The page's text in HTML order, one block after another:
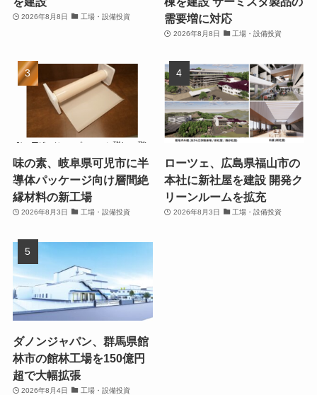
2026年8月8日 工場・設備投資
需要増に対応
2026年8月8日 工場・設備投資
味の素、岐阜県可児市に半
導体パッケージ向け層間絶
縁材料の新工場
2026年8月3日 工場・設備投資
ローツェ、広島県福山市の
本社に新社屋を建設 開発ク
リーンルームを拡充
2026年8月3日 工場・設備投資
ダノンジャパン、群馬県館
林市の館林工場を150億円
超で大幅拡張
2026年8月4日 工場・設備投資